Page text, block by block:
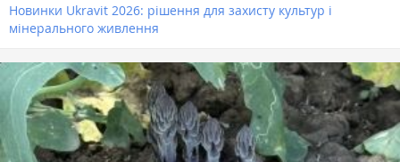
Новинки Ukravit 2026: рішення для захисту культур і
мінерального живлення